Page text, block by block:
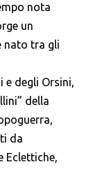
nota
un
nato tra gli
e degli Orsini,
della
da
Eclettiche,